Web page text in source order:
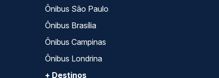
Ônibus São Paulo
Ônibus Brasília
Ônibus Campinas
Ônibus Londrina
+ Destinos